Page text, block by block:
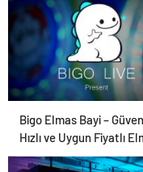
Bigo Elmas Bayi –
Hızlı ve Uygun Fiyatlı
Satın Almanın Yeni